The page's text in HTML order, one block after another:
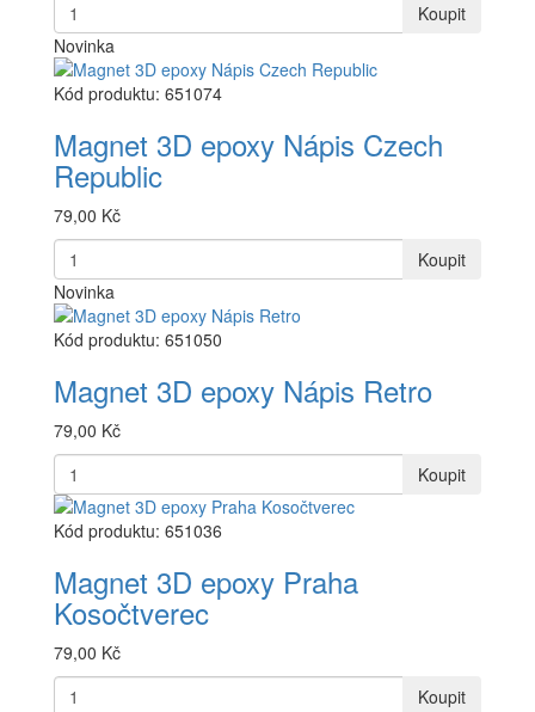
Koupit
Novinka
Kód produktu: 651074
Magnet 3D epoxy Nápis Czech
Republic
79,00 Kč
Koupit
Novinka
Kód produktu: 651050
Magnet 3D epoxy Nápis Retro
79,00 Kč
Koupit
Kód produktu: 651036
Magnet 3D epoxy Praha
Kosočtverec
79,00 Kč
Koupit